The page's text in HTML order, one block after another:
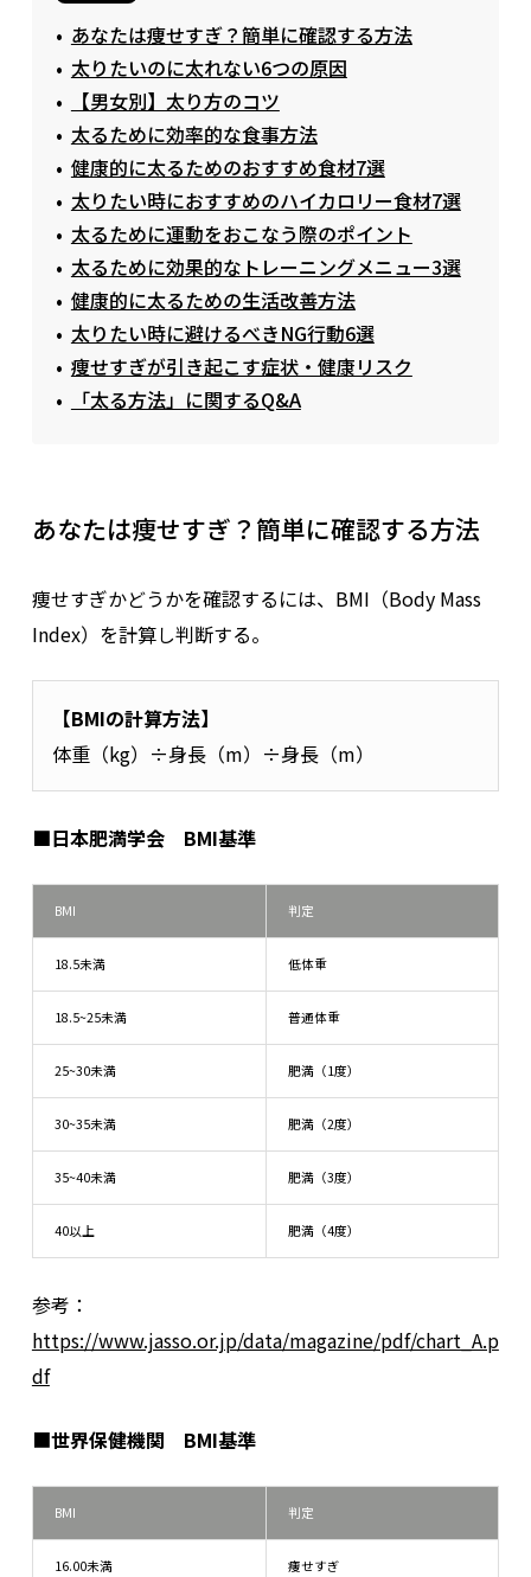
あなたは痩せすぎ？簡単に確認する方法
太りたいのに太れない6つの原因
【男女別】太り方のコツ
太るために効率的な食事方法
健康的に太るためのおすすめ食材7選
太りたい時におすすめのハイカロリー食材7選
太るために運動をおこなう際のポイント
太るために効果的なトレーニングメニュー3選
健康的に太るための生活改善方法
太りたい時に避けるべきNG行動6選
痩せすぎが引き起こす症状・健康リスク
「太る方法」に関するQ&A
あなたは痩せすぎ？簡単に確認する方法
痩せすぎかどうかを確認するには、BMI（Body Mass
Index）を計算し判断する。
【BMIの計算方法】
体重（kg）÷身長（m）÷身長（m）
■日本肥満学会 BMI基準
BMI 判定
18.5未満 低体重
18.5~25未満 普通体重
25~30未満 肥満（1度）
30~35未満 肥満（2度）
35~40未満 肥満（3度）
40以上 肥満（4度）
参考：
https://www.jasso.or.jp/data/magazine/pdf/chart_A.p
df
■世界保健機関 BMI基準
BMI 判定
16.00未満 痩せすぎ